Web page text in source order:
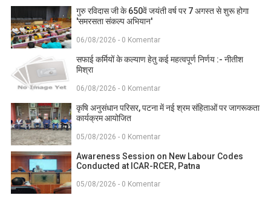
गुरु रविदास जी के 650वें जयंती वर्ष पर 7 अगस्त से शुरू होगा
'समरसता संकल्प अभियान'
06/08/2026 - 0 Komentar
सफाई कर्मियों के कल्याण हेतु कई महत्वपूर्ण निर्णय :- नीतीश
मिश्रा
06/08/2026 - 0 Komentar
कृषि अनुसंधान परिसर, पटना में नई श्रम संहिताओं पर जागरूकता
कार्यक्रम आयोजित
05/08/2026 - 0 Komentar
Awareness Session on New Labour Codes
Conducted at ICAR-RCER, Patna
05/08/2026 - 0 Komentar